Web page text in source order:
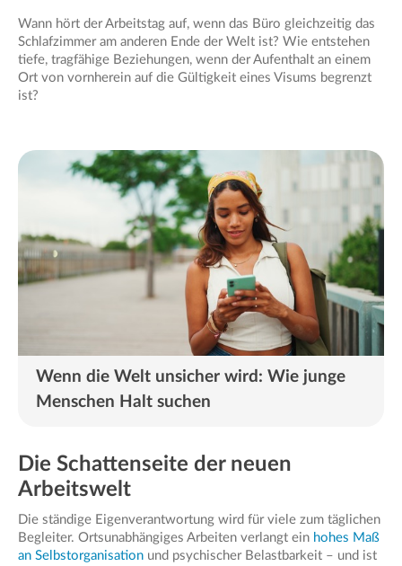
Wann hört der Arbeitstag auf, wenn das Büro gleichzeitig das
Schlafzimmer am anderen Ende der Welt ist? Wie entstehen
tiefe, tragfähige Beziehungen, wenn der Aufenthalt an einem
Ort von vornherein auf die Gültigkeit eines Visums begrenzt
ist?
Wenn die Welt unsicher wird: Wie junge
Menschen Halt suchen
Die Schattenseite der neuen
Arbeitswelt
Die ständige Eigenverantwortung wird für viele zum täglichen
Begleiter. Ortsunabhängiges Arbeiten verlangt ein hohes Maß
an Selbstorganisation und psychischer Belastbarkeit – und ist